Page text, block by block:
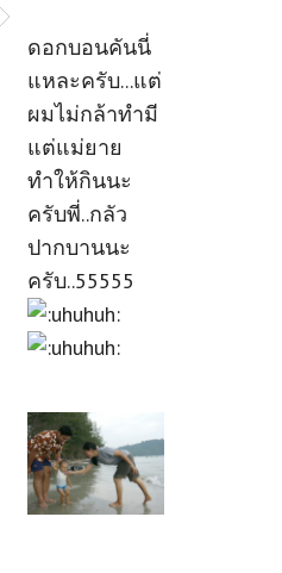
ดอกบอนคันนี่
แหละครับ...แต่
ผมไม่กล้าทำมี
แต่แม่ยาย
ทำให้กินนะ
ครับพี่..กลัว
ปากบานนะ
ครับ..55555